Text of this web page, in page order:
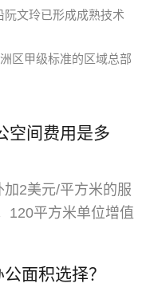
文玲已形成成熟技术
区甲级标准的区域总部
空间费用是多
2美元/平方米的服
120平方米单位增值
面积选择？